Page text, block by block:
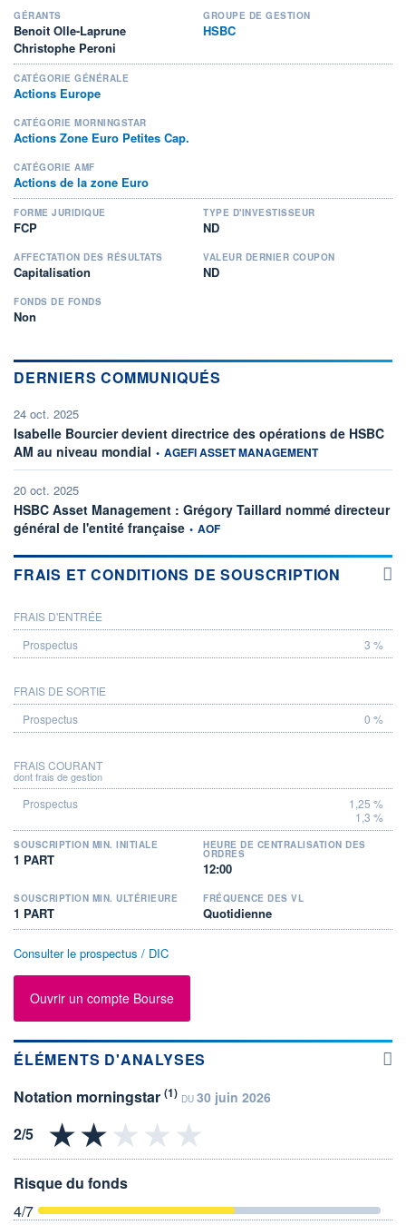
GÉRANTS
Benoit Olle-Laprune
Christophe Peroni
GROUPE DE GESTION
HSBC
CATÉGORIE GÉNÉRALE
Actions Europe
CATÉGORIE MORNINGSTAR
Actions Zone Euro Petites Cap.
CATÉGORIE AMF
Actions de la zone Euro
FORME JURIDIQUE
FCP
TYPE D'INVESTISSEUR
ND
AFFECTATION DES RÉSULTATS
Capitalisation
VALEUR DERNIER COUPON
ND
FONDS DE FONDS
Non
DERNIERS COMMUNIQUÉS
24 oct. 2025
Isabelle Bourcier devient directrice des opérations de HSBC
AM au niveau mondial information fournie par
• AGEFI ASSET MANAGEMENT
20 oct. 2025
HSBC Asset Management : Grégory Taillard nommé directeur
général de l'entité française information fournie par
• AOF
FRAIS ET CONDITIONS DE SOUSCRIPTION
PROSPECTUS
FRAIS D'ENTRÉE
3 %
FRAIS DE SORTIE
0 %
FRAIS COURANT
dont frais de gestion
1,25 %
1,3 %
SOUSCRIPTION MIN. INITIALE
1 PART
HEURE DE CENTRALISATION DES
ORDRES
12:00
SOUSCRIPTION MIN. ULTÉRIEURE
1 PART
FRÉQUENCE DES VL
Quotidienne
Consulter le prospectus / DIC
Ouvrir un compte Bourse
ÉLÉMENTS D'ANALYSES
Notation morningstar (1) DU 30 juin 2026
Risque du fonds
4/7